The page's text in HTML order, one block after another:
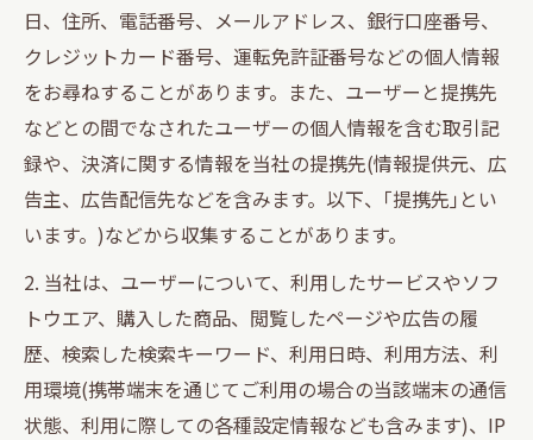
日、住所、電話番号、メールアドレス、銀行口座番号、
クレジットカード番号、運転免許証番号などの個人情報
をお尋ねすることがあります。また、ユーザーと提携先
などとの間でなされたユーザーの個人情報を含む取引記
録や、決済に関する情報を当社の提携先(情報提供元、広
告主、広告配信先などを含みます。以下、｢提携先｣とい
います。)などから収集することがあります。
2. 当社は、ユーザーについて、利用したサービスやソフ
トウエア、購入した商品、閲覧したページや広告の履
歴、検索した検索キーワード、利用日時、利用方法、利
用環境(携帯端末を通じてご利用の場合の当該端末の通信
状態、利用に際しての各種設定情報なども含みます)、IP